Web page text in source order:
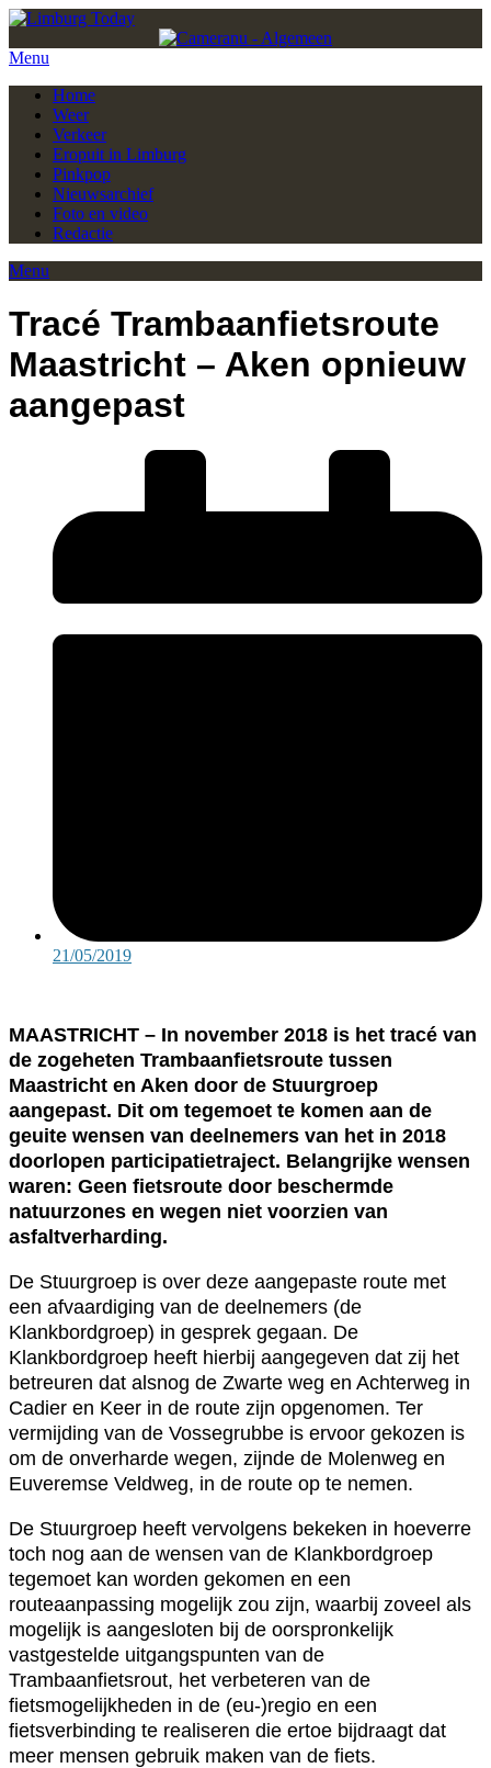
Menu
Home
Weer
Verkeer
Eropuit in Limburg
Pinkpop
Nieuwsarchief
Foto en video
Redactie
Menu
Tra­cé Tram­baan­fiets­rou­te
Maas­tricht – Aken op­nieuw
aan­ge­past
21/05/2019
MAASTRICHT – In november 2018 is het tracé van
de zogeheten Trambaanfietsroute tussen
Maastricht en Aken door de Stuurgroep
aangepast. Dit om tegemoet te komen aan de
geuite wensen van deelnemers van het in 2018
doorlopen participatietraject. Belangrijke wensen
waren: Geen fietsroute door beschermde
natuurzones en wegen niet voorzien van
asfaltverharding.
De Stuurgroep is over deze aangepaste route met
een afvaardiging van de deelnemers (de
Klankbordgroep) in gesprek gegaan. De
Klankbordgroep heeft hierbij aangegeven dat zij het
betreuren dat alsnog de Zwarte weg en Achterweg in
Cadier en Keer in de route zijn opgenomen. Ter
vermijding van de Vossegrubbe is ervoor gekozen is
om de onverharde wegen, zijnde de Molenweg en
Euveremse Veldweg, in de route op te nemen.
De Stuurgroep heeft vervolgens bekeken in hoeverre
toch nog aan de wensen van de Klankbordgroep
tegemoet kan worden gekomen en een
routeaanpassing mogelijk zou zijn, waarbij zoveel als
mogelijk is aangesloten bij de oorspronkelijk
vastgestelde uitgangspunten van de
Trambaanfietsrout, het verbeteren van de
fietsmogelijkheden in de (eu-)regio en een
fietsverbinding te realiseren die ertoe bijdraagt dat
meer mensen gebruik maken van de fiets.